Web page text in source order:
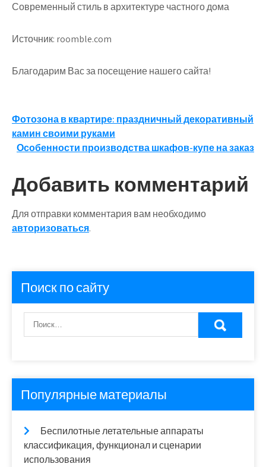
Современный стиль в архитектуре частного дома
Источник: roomble.com
Благодарим Вас за посещение нашего сайта!
Навигация
по
Фотозона в квартире: праздничный декоративный
камин своими руками
Особенности производства шкафов-купе на заказ
Добавить комментарий
Для отправки комментария вам необходимо
авторизоваться.
Поиск по сайту
Популярные материалы
Беспилотные летательные аппараты
классификация, функционал и сценарии
использования